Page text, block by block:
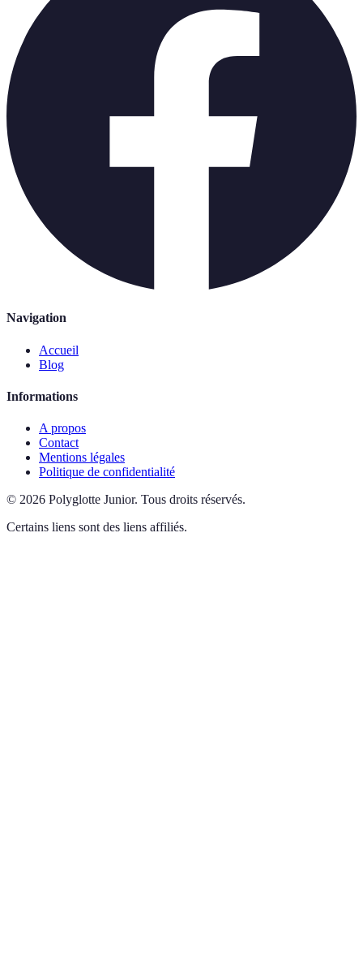
Navigation
Accueil
Blog
Informations
A propos
Contact
Mentions légales
Politique de confidentialité
© 2026 Polyglotte Junior. Tous droits réservés.
Certains liens sont des liens affiliés.